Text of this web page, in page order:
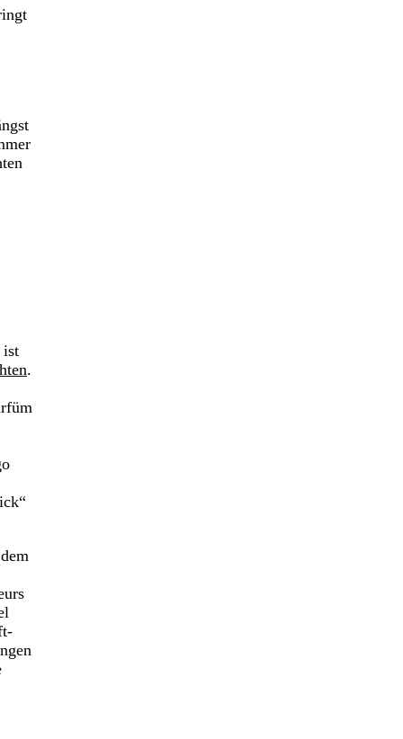
ist
.